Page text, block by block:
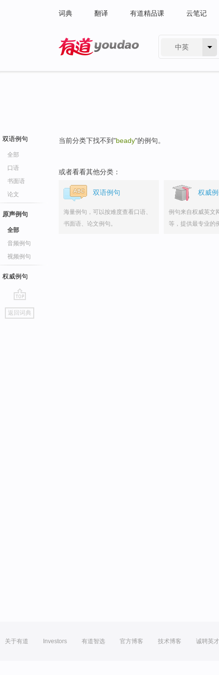
词典 翻译 有道精品课 云笔记
中英
双语例句
全部
口语
书面语
论文
原声例句
全部
音频例句
视频例句
权威例句
go
top
返回词典
当前分类下找不到"beady"的例句。
或者看看其他分类：
双语例句
海量例句，可以按难度查看口语、
书面语、论文例句。
权威
例句来自权威英文
等，提供最专业的
关于有道 Investors 有道智选 官方博客 技术博客 诚聘英才